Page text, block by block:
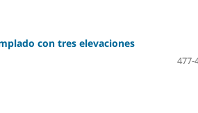
con tres elevaciones
477-